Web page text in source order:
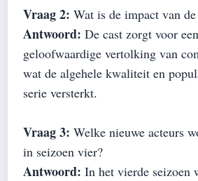
Vraag 2: Wat is de impact van
Antwoord: De cast zorgt voor
geloofwaardige vertolking van
wat de algehele kwaliteit en
serie versterkt.
Vraag 3: Welke nieuwe acteurs
in seizoen vier?
Antwoord: In het vierde seizoen